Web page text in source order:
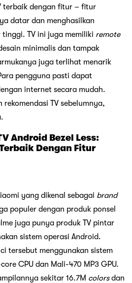
terbaik dengan fitur – fitur
datar dan menghasilkan
TV ini juga memiliki remote
minimalis dan tampak
juga terlihat menarik
pengguna pasti dapat
internet secara mudah.
TV sebelumnya,
Android Bezel Less:
Dengan Fitur
yang dikenal sebagai brand
populer dengan produk ponsel
juga punya produk TV pintar
sistem operasi Android.
tersebut menggunakan sistem
CPU dan Mali-470 MP3 GPU.
sekitar 16.7M colorsdan